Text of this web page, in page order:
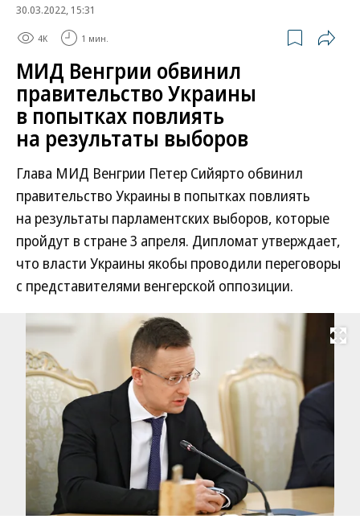
30.03.2022, 15:31
4K 1 мин.
МИД Венгрии обвинил
правительство Украины
в попытках повлиять
на результаты выборов
Глава МИД Венгрии Петер Сийярто обвинил
правительство Украины в попытках повлиять
на результаты парламентских выборов, которые
пройдут в стране 3 апреля. Дипломат утверждает,
что власти Украины якобы проводили переговоры
с представителями венгерской оппозиции.
Развернуть